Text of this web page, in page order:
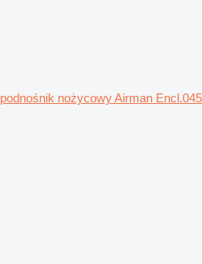
podnośnik nożycowy Airman Encl.045